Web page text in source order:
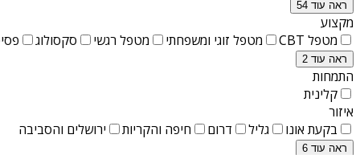
ראה עוד 54
מקצוע
מטפל CBT
מטפל זוגי ומשפחתי מטפל רגשי סקסולוג
ראה עוד 2
התמחות
קלינית
איזור
בקעת אונו
גליל דרום חיפה והקריות ירושלים והסביבה
ראה עוד 6